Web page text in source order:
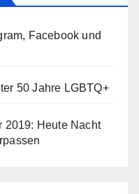
Facebook und
50 Jahre LGBTQ+
2019: Heute Nacht